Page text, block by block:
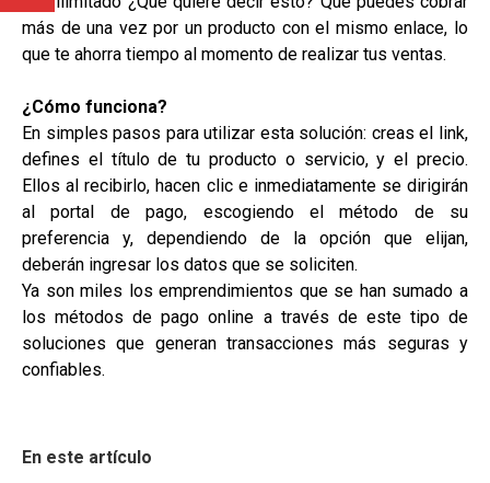
más de una vez por un producto con el mismo enlace, lo
que te ahorra tiempo al momento de realizar tus ventas.
¿Cómo funciona?
En simples pasos para utilizar esta solución: creas el link,
defines el título de tu producto o servicio, y el precio.
Ellos al recibirlo, hacen clic e inmediatamente se dirigirán
al portal de pago, escogiendo el método de su
preferencia y, dependiendo de la opción que elijan,
deberán ingresar los datos que se soliciten.
Ya son miles los emprendimientos que se han sumado a
los métodos de pago online a través de este tipo de
soluciones que generan transacciones más seguras y
confiables.
En este artículo